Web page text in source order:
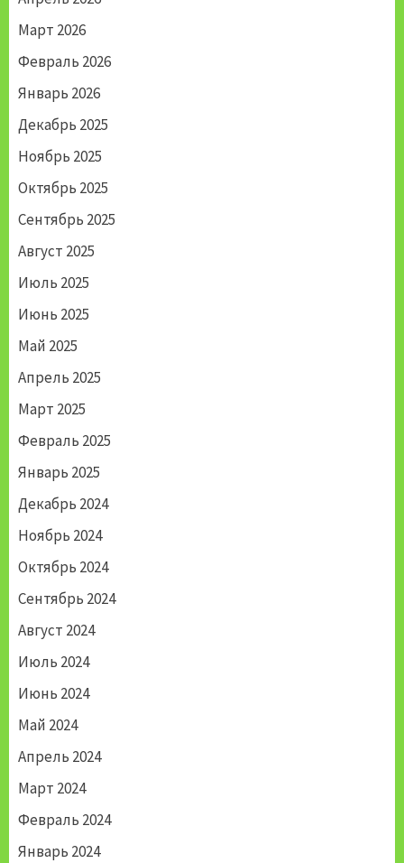
Март 2026
Февраль 2026
Январь 2026
Декабрь 2025
Ноябрь 2025
Октябрь 2025
Сентябрь 2025
Август 2025
Июль 2025
Июнь 2025
Май 2025
Апрель 2025
Март 2025
Февраль 2025
Январь 2025
Декабрь 2024
Ноябрь 2024
Октябрь 2024
Сентябрь 2024
Август 2024
Июль 2024
Июнь 2024
Май 2024
Апрель 2024
Март 2024
Февраль 2024
Январь 2024